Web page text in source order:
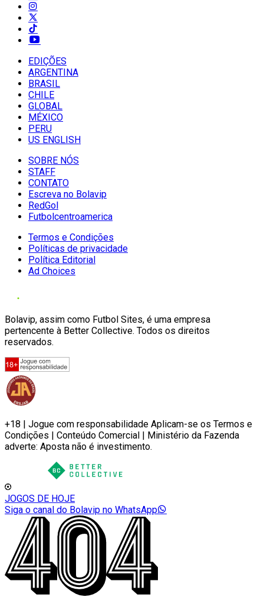
EDIÇÕES
ARGENTINA
BRASIL
CHILE
GLOBAL
MÉXICO
PERU
US ENGLISH
SOBRE NÓS
STAFF
CONTATO
Escreva no Bolavip
RedGol
Futbolcentroamerica
Termos e Condições
Políticas de privacidade
Política Editorial
Ad Choices
Bolavip, assim como Futbol Sites, é uma empresa
pertencente à Better Collective. Todos os direitos
reservados.
+18 | Jogue com responsabilidade Aplicam-se os Termos e
Condições | Conteúdo Comercial | Ministério da Fazenda
adverte: Aposta não é investimento.
JOGOS DE HOJE
Siga o canal do Bolavip no WhatsApp